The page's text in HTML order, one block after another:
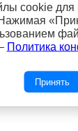
гр/450 м)
cookie для
Политика
Принять